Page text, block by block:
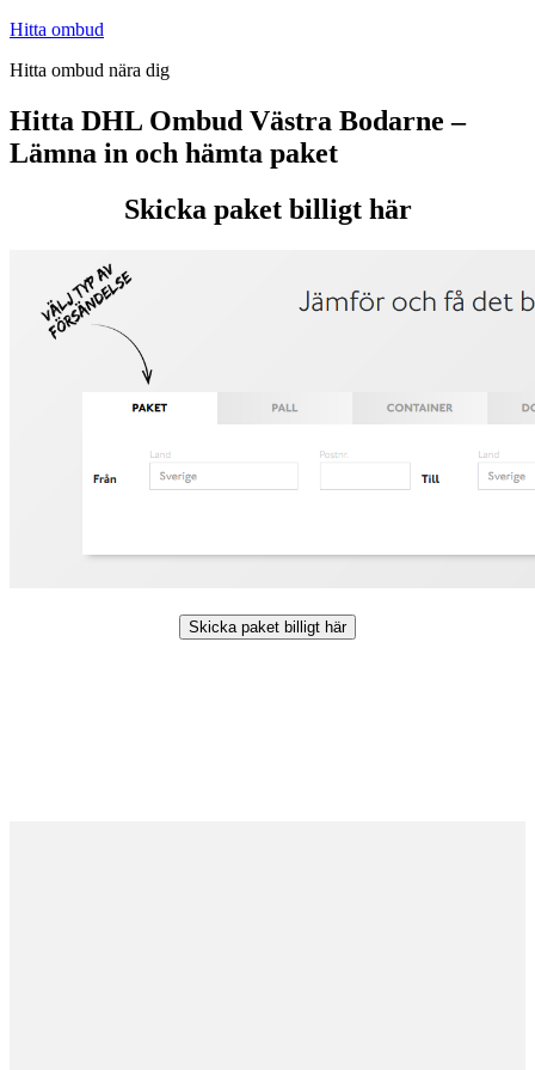
Hoppa
innehåll
Hitta ombud
Hitta ombud nära dig
Hitta DHL Ombud Västra Bodarne –
Lämna in och hämta paket
Skicka paket billigt här
Skicka paket billigt här